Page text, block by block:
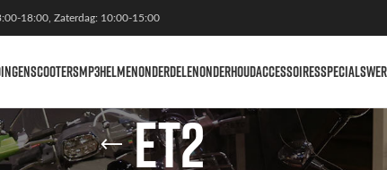
18:00, Zaterdag: 10:00-15:00
SCOOTERSMP3HELMENONDERDELENONDERHOUDACCESSOIRESSPECIALS
ET2